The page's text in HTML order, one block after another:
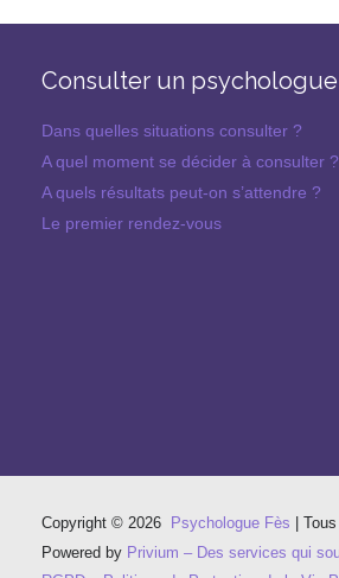
Consulter un psychologue
Dans quelles situations consulter ?
A quel moment se décider à consulter ?
A quels résultats peut-on s’attendre ?
Le premier rendez-vous
Copyright © 2026 Psychologue Fès |
Powered by Privium – Des services qui